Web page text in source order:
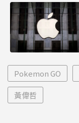
Pokemon GO
黃偉哲